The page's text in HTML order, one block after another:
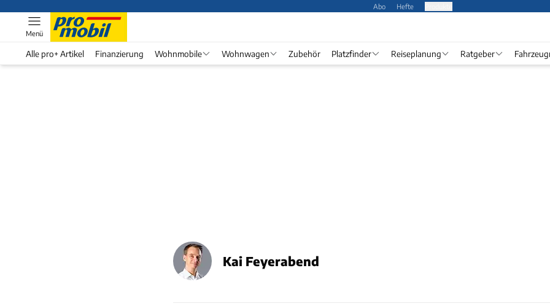
Abo Hefte
Menü
Alle pro+ Artikel Finanzierung Wohnmobile Wohnwagen Zubehör Platzfinder Reiseplanung Ratgeber
Kai Feyerabend